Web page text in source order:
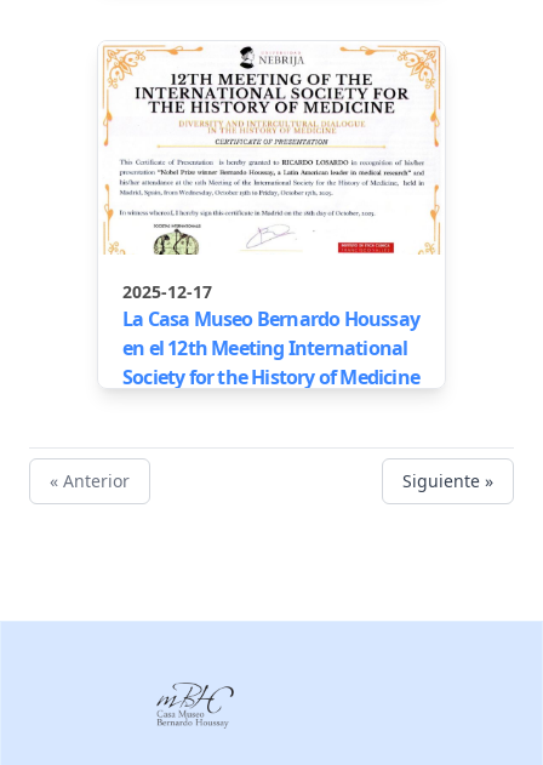
2025-12-17
La Casa Museo Bernardo Houssay
en el 12th Meeting International
Society for the History of Medicine
« Anterior Siguiente »